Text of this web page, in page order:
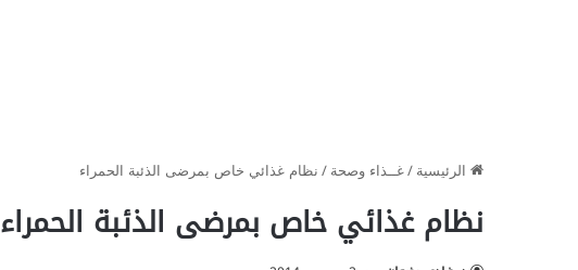
الرئيسية/غــذاء وصحة/نظام غذائي خاص بمرضى الذئبة الحمراء
نظام غذائي خاص بمرضى الذئبة الحمراء